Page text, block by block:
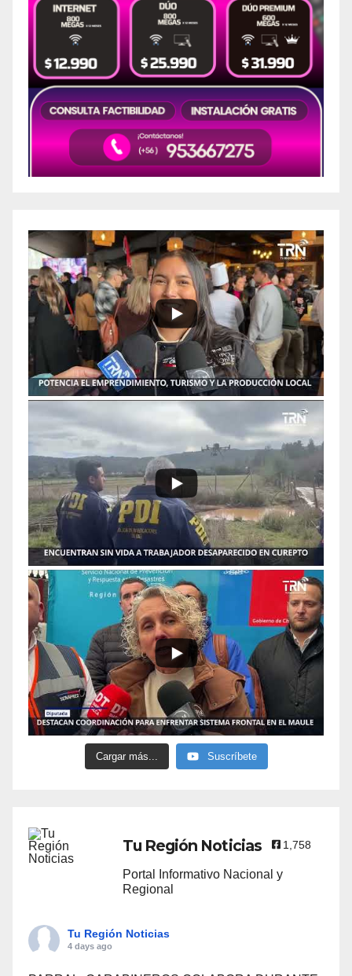
Cargar más... Suscríbete
Tu Región Noticias 1,758
Portal Informativo Nacional y
Regional
Tu Región Noticias
4 days ago